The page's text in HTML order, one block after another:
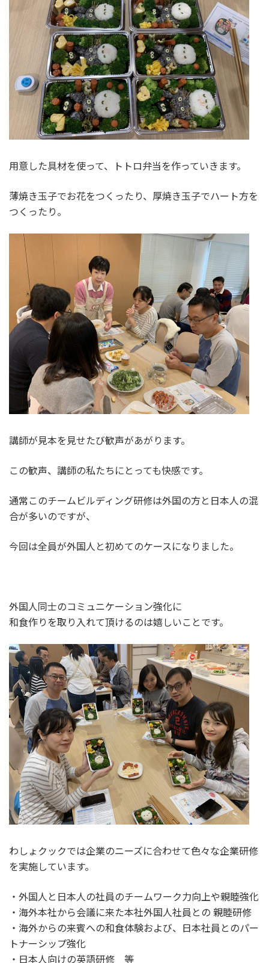
用意した具材を使って、トトロ弁当を作っていきます。
薄焼き玉子でお花をつくったり、厚焼き玉子でハート方を
つくったり。
講師が見本を見せたび歓声があがります。
この歓声、講師の私たちにとっても快感です。
通常このチームビルディング研修は外国の方と日本人の混
合が多いのですが、
今回は全員が外国人と初めてのケースになりました。
外国人同士のコミュニケーション強化に
和食作りを取り入れて頂けるのは嬉しいことです。
わしょクックでは企業のニーズに合わせて色々な企業研修
を実施しています。
・外国人と日本人の社員のチームワーク力向上や親睦強化
・海外本社から会議に来た本社外国人社員との 親睦研修
・海外からの来賓への和食体験および、日本社員とのパー
トナーシップ強化
・日本人向けの英語研修 等